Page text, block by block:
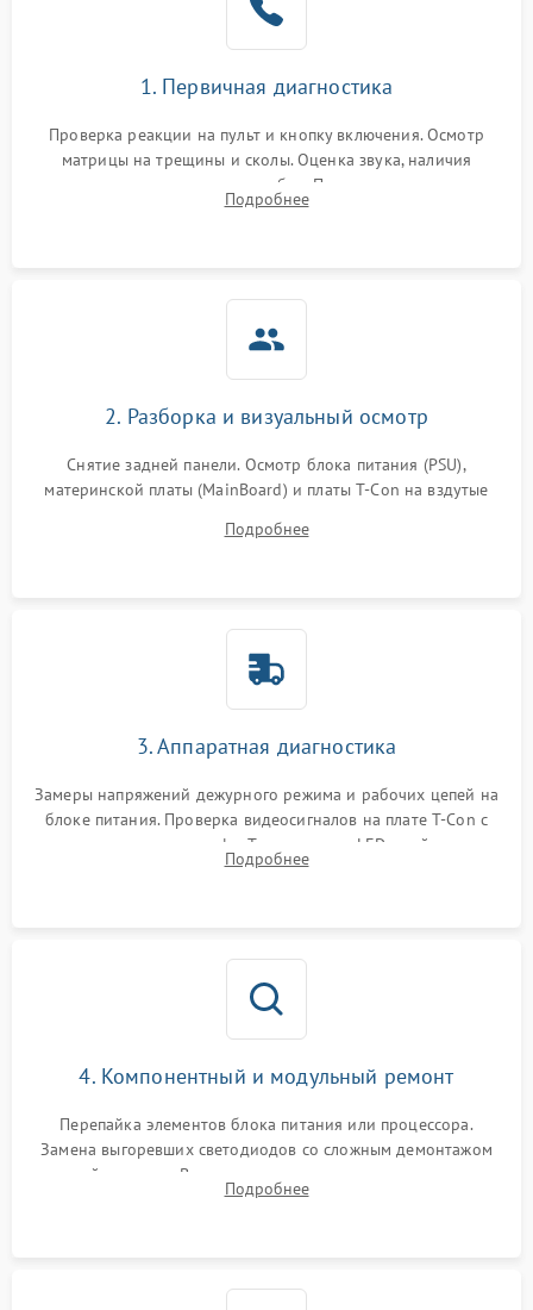
1. Первичная диагностика
Проверка реакции на пульт и кнопку включения. Осмотр
матрицы на трещины и сколы. Оценка звука, наличия
подсветки и индикаторов ошибок. Подключение тестовых
источников сигнала для выявления симптомов поломки.
Подробнее
2. Разборка и визуальный осмотр
Снятие задней панели. Осмотр блока питания (PSU),
материнской платы (MainBoard) и платы T-Con на вздутые
Проверка надежности фиксации и целостности шлейфов.
Подробнее
3. Аппаратная диагностика
Замеры напряжений дежурного режима и рабочих цепей на
блоке питания. Проверка видеосигналов на плате T-Con с
помощью осциллографа. Тестирование LED-драйвера и
светодиодных планок подсветки мультиметром.
Подробнее
4. Компонентный и модульный ремонт
Перепайка элементов блока питания или процессора.
Замена выгоревших светодиодов со сложным демонтажом
хрупкой матрицы. Восстановление поврежденных дорожек,
прошивка микросхем памяти EEPROM
Подробнее